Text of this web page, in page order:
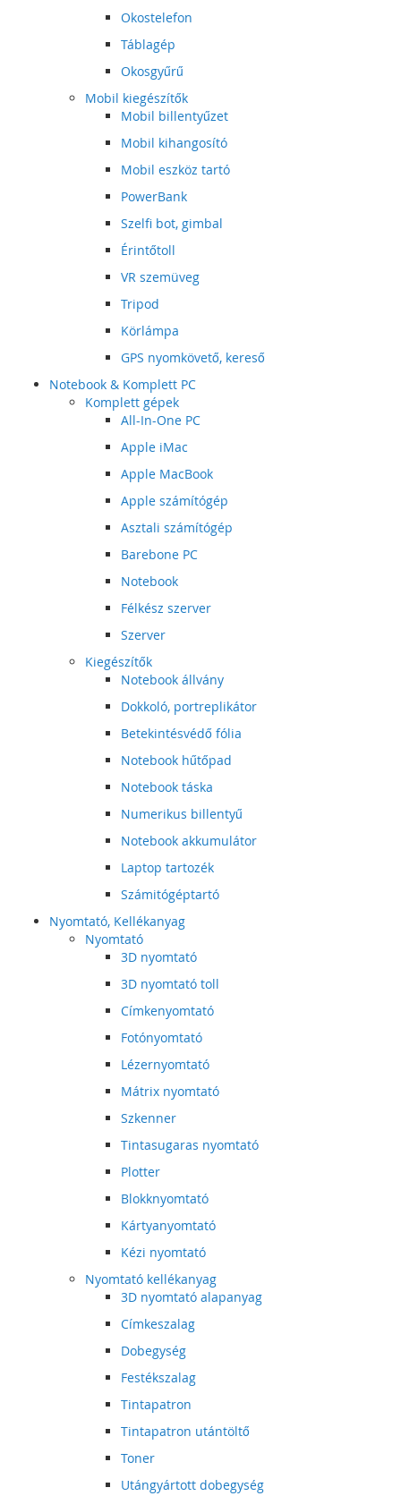
Okostelefon
Táblagép
Okosgyűrű
Mobil kiegészítők
Mobil billentyűzet
Mobil kihangosító
Mobil eszköz tartó
PowerBank
Szelfi bot, gimbal
Érintőtoll
VR szemüveg
Tripod
Körlámpa
GPS nyomkövető, kereső
Notebook & Komplett PC
Komplett gépek
All-In-One PC
Apple iMac
Apple MacBook
Apple számítógép
Asztali számítógép
Barebone PC
Notebook
Félkész szerver
Szerver
Kiegészítők
Notebook állvány
Dokkoló, portreplikátor
Betekintésvédő fólia
Notebook hűtőpad
Notebook táska
Numerikus billentyű
Notebook akkumulátor
Laptop tartozék
Számitógéptartó
Nyomtató, Kellékanyag
Nyomtató
3D nyomtató
3D nyomtató toll
Címkenyomtató
Fotónyomtató
Lézernyomtató
Mátrix nyomtató
Szkenner
Tintasugaras nyomtató
Plotter
Blokknyomtató
Kártyanyomtató
Kézi nyomtató
Nyomtató kellékanyag
3D nyomtató alapanyag
Címkeszalag
Dobegység
Festékszalag
Tintapatron
Tintapatron utántöltő
Toner
Utángyártott dobegység